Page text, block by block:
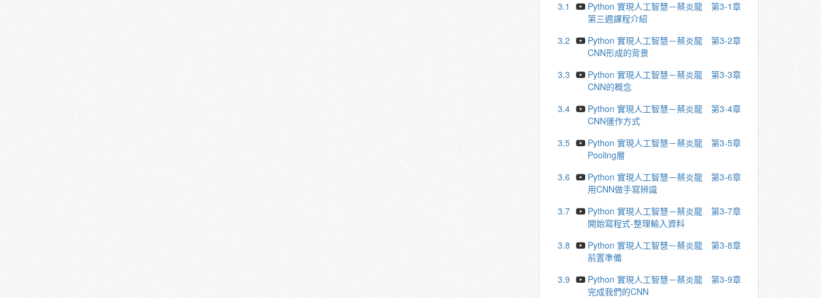
3.1
Python 實現人工智慧－蔡炎龍 第3-1章
第三週課程介紹
3.2
Python 實現人工智慧－蔡炎龍 第3-2章
CNN形成的背景
3.3
Python 實現人工智慧－蔡炎龍 第3-3章
CNN的概念
3.4
Python 實現人工智慧－蔡炎龍 第3-4章
CNN運作方式
3.5
Python 實現人工智慧－蔡炎龍 第3-5章
Pooling層
3.6
Python 實現人工智慧－蔡炎龍 第3-6章
用CNN做手寫辨識
3.7
Python 實現人工智慧－蔡炎龍 第3-7章
開始寫程式-整理輸入資料
3.8
Python 實現人工智慧－蔡炎龍 第3-8章
前置準備
3.9
Python 實現人工智慧－蔡炎龍 第3-9章
完成我們的CNN